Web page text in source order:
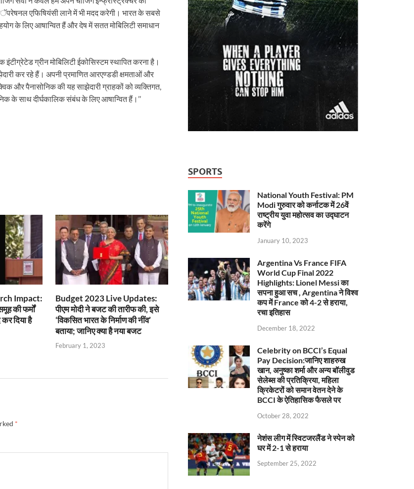
एफिषियंसी लाने में भी मदद करेगी। भारत के सबसे
के लिए आषान्वित हैं और देष में सतत मोबिलिटी समाधान
इंटीग्रेटेड ग्रीन मोबिलिटी ईकोसिस्टम स्थापित करना है।
कर रहे हैं। अपनी प्रमाणित आरएण्डडी क्षमताओं और
और पैनासोनिक की यह साझेदारी ग्राहकों को व्यक्तिगत,
के साथ दीर्घकालिक संबंध के लिए आषान्वित हैं।’’
Impact:
की फर्मों
दिया है
Budget 2023 Live Updates:
पीएम मोदी ने बजट की तारीफ की, इसे
‘विकसित भारत के निर्माण की नींव’
बताया; जानिए क्या है नया बजट
February 1, 2023
*
SPORTS
National Youth Festival: PM
Modi गुरुवार को कर्नाटक में 26वें
राष्ट्रीय युवा महोत्सव का उद्घाटन
करेंगे
January 10, 2023
Argentina Vs France FIFA
World Cup Final 2022
Highlights: Lionel Messi का
सपना हुआ सच , Argentina ने विश्व
कप में France को 4-2 से हराया,
रचा इतिहास
December 18, 2022
Celebrity on BCCI’s Equal
Pay Decision:जानिए शाहरुख
खान, अनुष्का शर्मा और अन्य बॉलीवुड
सेलेब्स की प्रतिक्रिया, महिला
क्रिकेटरों को समान वेतन देने के
BCCI के ऐतिहासिक फैसले पर
October 28, 2022
नेशंस लीग में स्विटजरलैंड ने स्पेन को
घर में 2-1 से हराया
September 25, 2022